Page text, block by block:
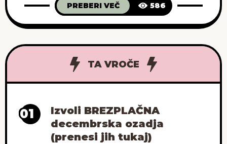
sta prišli. Morda iz komposta, morda iz
kakšnega lanskega semena, morda ju je
šest. In te bučke so očitno
PREBERI VEČ 586
TA VROČE
01
Izvoli BREZPLAČNA
decembrska ozadja
(prenesi jih tukaj)